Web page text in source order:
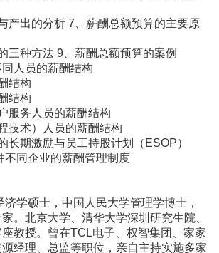
产出的分析 7、薪酬总额预算的主要原
三种方法 9、薪酬总额预算的案例
人员的薪酬结构
结构
结构
服务人员的薪酬结构
技术）人员的薪酬结构
长期激励与员工持股计划（ESOP）
同企业的薪酬管理制度
学硕士，中国人民大学管理学博士，
。北京大学、清华大学深圳研究生院、
教授。曾在TCL电子、权智集团、家家
经理、总监等职位，亲自主持实施多家